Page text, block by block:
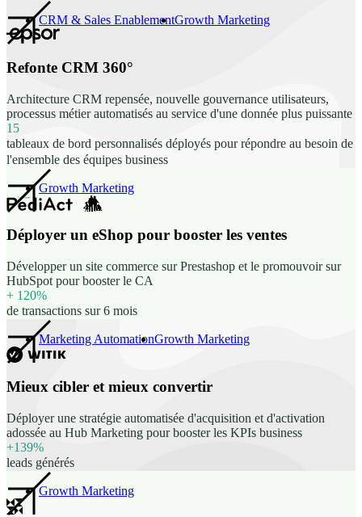
CRM & Sales EnablementGrowth Marketing
Refonte CRM 360°
Architecture CRM repensée, nouvelle gouvernance utilisateurs,
processus métier automatisés au service d'une donnée plus puissante
15
tableaux de bord personnalisés déployés pour répondre au besoin de
l'ensemble des équipes business
Growth Marketing
Déployer un eShop pour booster les ventes
Développer un site commerce sur Prestashop et le promouvoir sur
HubSpot pour booster le CA
+ 120%
de transactions sur 6 mois
Marketing AutomationGrowth Marketing
Mieux cibler et mieux convertir
Déployer une stratégie automatisée d'acquisition et d'activation
adossée au Hub Marketing pour booster les KPIs business
+139%
leads générés
Growth Marketing